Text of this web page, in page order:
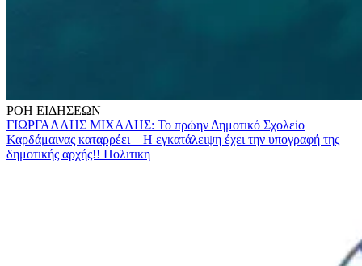
ΡΟΗ ΕΙΔΗΣΕΩΝ
ΓΙΩΡΓΑΛΛΗΣ ΜΙΧΑΛΗΣ: Το πρώην Δημοτικό Σχολείο
Καρδάμαινας καταρρέει – Η εγκατάλειψη έχει την υπογραφή της
δημοτικής αρχής!! Πολιτικη